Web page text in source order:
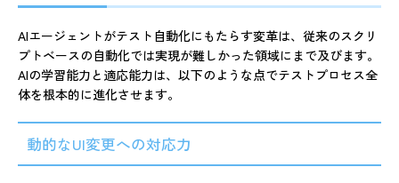
AIエージェントがテスト自動化にもたらす変革は、従来のスクリ
プトベースの自動化では実現が難しかった領域にまで及びます。
AIの学習能力と適応能力は、以下のような点でテストプロセス全
体を根本的に進化させます。
動的なUI変更への対応力